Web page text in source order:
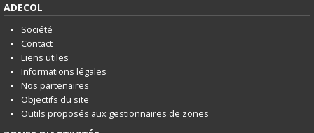
ADECOL
Société
Contact
Liens utiles
Informations légales
Nos partenaires
Objectifs du site
Outils proposés aux gestionnaires de zones